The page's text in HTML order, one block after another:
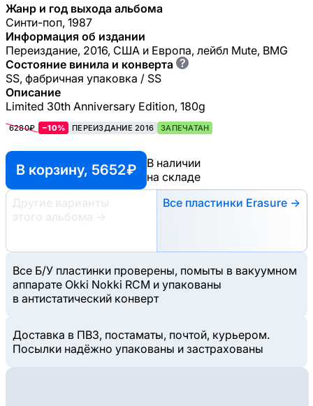
Жанр и год выхода альбома
Синти-поп, 1987
Информация об издании
Переиздание, 2016, США и Европа, лейбл Mute, BMG
Состояние винила и конверта ?
SS, фабричная упаковка / SS
Описание
Limited 30th Anniversary Edition, 180g
6280₽ −10% ПЕРЕИЗДАНИЕ 2016 ЗАПЕЧАТАН
В корзину, 5652 ₽
В наличии
на складе
Другие варианты
этого альбома
→
Все пластинки Erasure →
Все Б/У пластинки проверены, помыты в вакуумном
аппарате Okki Nokki RCM и упакованы
в антистатический конверт
Доставка в ПВЗ, постаматы, почтой, курьером.
Посылки надёжно упакованы и застрахованы